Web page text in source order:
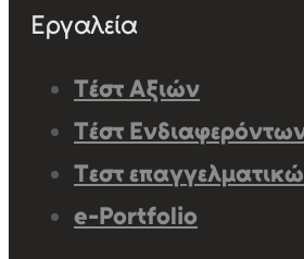
Εργαλεία
Τέστ Αξιών
Τέστ
Τεστ
e-Portfolio